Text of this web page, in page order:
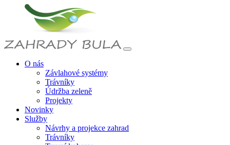
O nás
Závlahové systémy
Trávníky
Údržba zeleně
Projekty
Novinky
Služby
Návrhy a projekce zahrad
Trávníky